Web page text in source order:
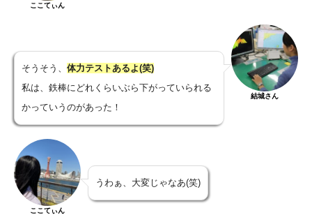
ここてぃん
そうそう、 体力テストあるよ(笑)
私は、鉄棒にどれくらいぶら下がっていられる
かっていうのがあった！
結城さん
ここてぃん
うわぁ、大変じゃなあ(笑)